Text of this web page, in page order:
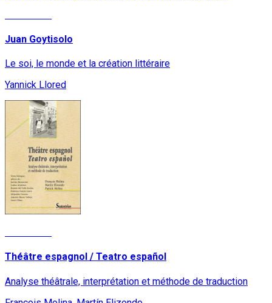
Juan Goytisolo
Le soi, le monde et la création littéraire
Yannick Llored
Théâtre espagnol / Teatro español
Analyse théâtrale, interprétation et méthode de traduction